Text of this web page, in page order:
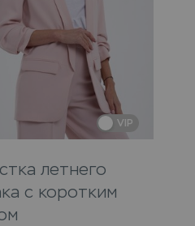
VIP
летнего
с коротким